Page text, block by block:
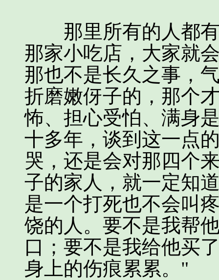
那里所有的人都有
那家小吃店，大家就
那也不是长久之事，
折磨嫩伢子的，那个
怖、担心受怕、满身
十多年，谈到这一点
哭，还是会对那四个
子的家人，就一定知
是一个打死也不会叫
饶的人。要不是我帮
口；要不是我给他买
身上的伤痕累累。"